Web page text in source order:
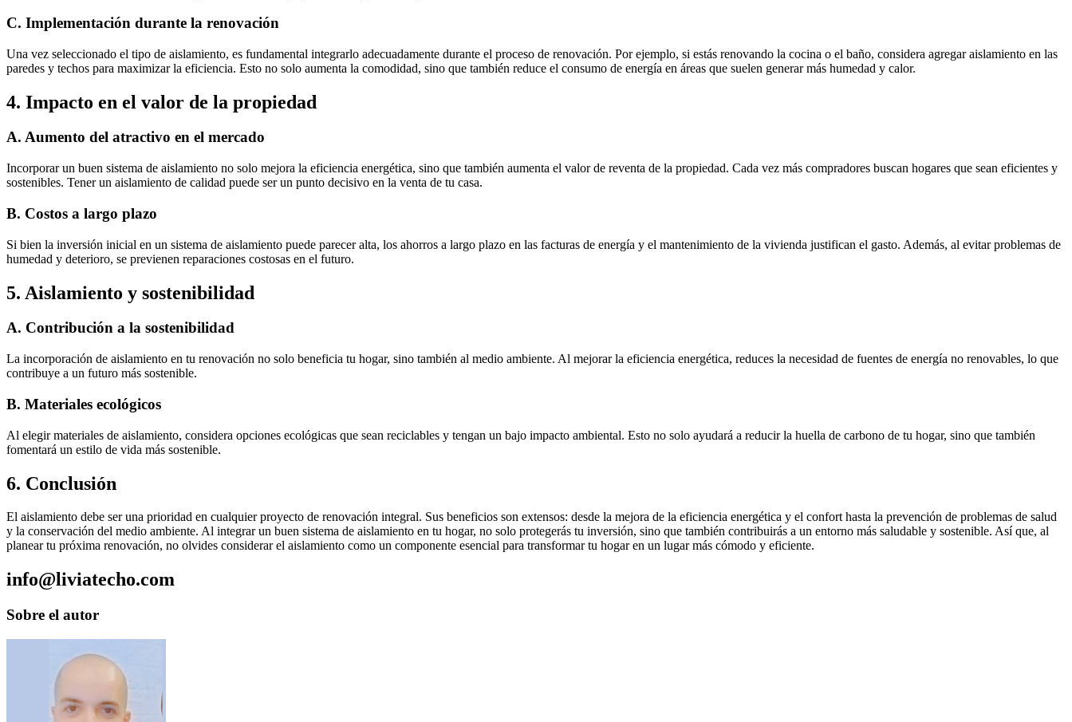
C. Implementación durante la renovación
Una vez seleccionado el tipo de aislamiento, es fundamental integrarlo adecuadamente durante el proceso de renovación. Por ejemplo, si estás renovando la cocina o el baño, considera agregar aislamiento en las
paredes y techos para maximizar la eficiencia. Esto no solo aumenta la comodidad, sino que también reduce el consumo de energía en áreas que suelen generar más humedad y calor.
4. Impacto en el valor de la propiedad
A. Aumento del atractivo en el mercado
Incorporar un buen sistema de aislamiento no solo mejora la eficiencia energética, sino que también aumenta el valor de reventa de la propiedad. Cada vez más compradores buscan hogares que sean eficientes y
sostenibles. Tener un aislamiento de calidad puede ser un punto decisivo en la venta de tu casa.
B. Costos a largo plazo
Si bien la inversión inicial en un sistema de aislamiento puede parecer alta, los ahorros a largo plazo en las facturas de energía y el mantenimiento de la vivienda justifican el gasto. Además, al evitar problemas de
humedad y deterioro, se previenen reparaciones costosas en el futuro.
5. Aislamiento y sostenibilidad
A. Contribución a la sostenibilidad
La incorporación de aislamiento en tu renovación no solo beneficia tu hogar, sino también al medio ambiente. Al mejorar la eficiencia energética, reduces la necesidad de fuentes de energía no renovables, lo que
contribuye a un futuro más sostenible.
B. Materiales ecológicos
Al elegir materiales de aislamiento, considera opciones ecológicas que sean reciclables y tengan un bajo impacto ambiental. Esto no solo ayudará a reducir la huella de carbono de tu hogar, sino que también
fomentará un estilo de vida más sostenible.
6. Conclusión
El aislamiento debe ser una prioridad en cualquier proyecto de renovación integral. Sus beneficios son extensos: desde la mejora de la eficiencia energética y el confort hasta la prevención de problemas de salud
y la conservación del medio ambiente. Al integrar un buen sistema de aislamiento en tu hogar, no solo protegerás tu inversión, sino que también contribuirás a un entorno más saludable y sostenible. Así que, al
planear tu próxima renovación, no olvides considerar el aislamiento como un componente esencial para transformar tu hogar en un lugar más cómodo y eficiente.
info@liviatecho.com
Sobre el autor